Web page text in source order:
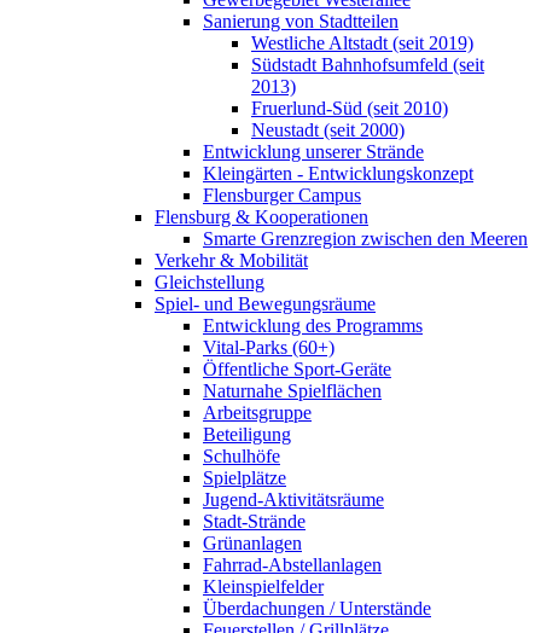
Sanierung von Stadtteilen
Westliche Altstadt (seit 2019)
Südstadt Bahnhofsumfeld (seit
2013)
Fruerlund-Süd (seit 2010)
Neustadt (seit 2000)
Entwicklung unserer Strände
Kleingärten - Entwicklungskonzept
Flensburger Campus
Flensburg & Kooperationen
Smarte Grenzregion zwischen den Meeren
Verkehr & Mobilität
Gleichstellung
Spiel- und Bewegungsräume
Entwicklung des Programms
Vital-Parks (60+)
Öffentliche Sport-Geräte
Naturnahe Spielflächen
Arbeitsgruppe
Beteiligung
Schulhöfe
Spielplätze
Jugend-Aktivitätsräume
Stadt-Strände
Grünanlagen
Fahrrad-Abstellanlagen
Kleinspielfelder
Überdachungen / Unterstände